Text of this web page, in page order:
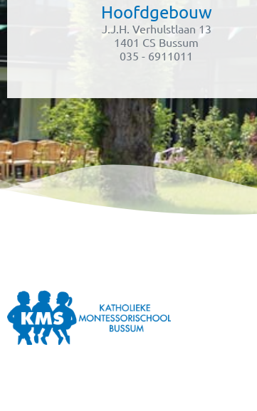
Hoofdgebouw
J.J.H. Verhulstlaan 13
1401 CS Bussum
035 - 6911011